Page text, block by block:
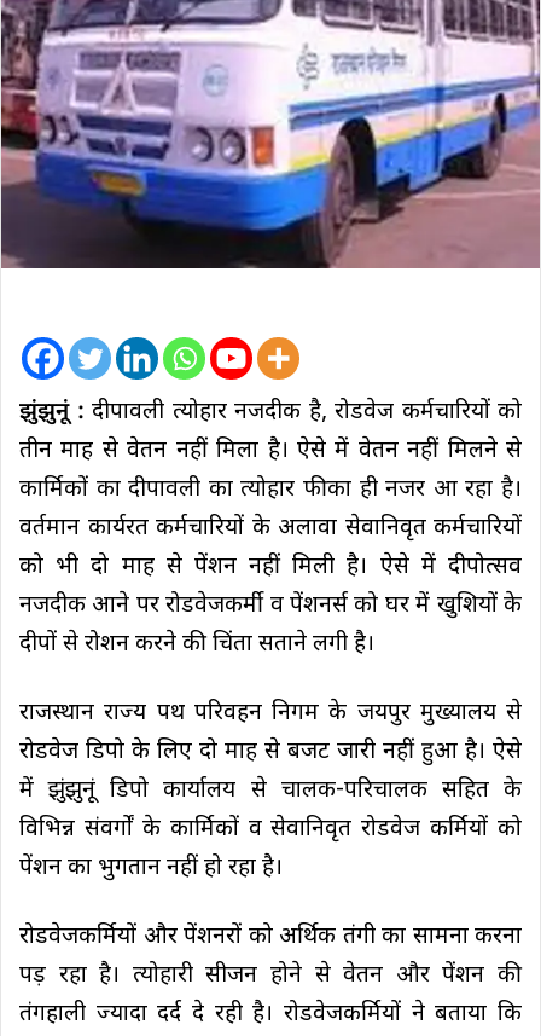
झुंझुनूं : दीपावली त्योहार नजदीक है, रोडवेज कर्मचारियों को
तीन माह से वेतन नहीं मिला है। ऐसे में वेतन नहीं मिलने से
कार्मिकों का दीपावली का त्योहार फीका ही नजर आ रहा है।
वर्तमान कार्यरत कर्मचारियों के अलावा सेवानिवृत कर्मचारियों
को भी दो माह से पेंशन नहीं मिली है। ऐसे में दीपोत्सव
नजदीक आने पर रोडवेजकर्मी व पेंशनर्स को घर में खुशियों के
दीपों से रोशन करने की चिंता सताने लगी है।
राजस्थान राज्य पथ परिवहन निगम के जयपुर मुख्यालय से
रोडवेज डिपो के लिए दो माह से बजट जारी नहीं हुआ है। ऐसे
में झुंझुनूं डिपो कार्यालय से चालक-परिचालक सहित के
विभिन्न संवर्गों के कार्मिकों व सेवानिवृत रोडवेज कर्मियों को
पेंशन का भुगतान नहीं हो रहा है।
रोडवेजकर्मियों और पेंशनरों को अर्थिक तंगी का सामना करना
पड़ रहा है। त्योहारी सीजन होने से वेतन और पेंशन की
तंगहाली ज्यादा दर्द दे रही है। रोडवेजकर्मियों ने बताया कि